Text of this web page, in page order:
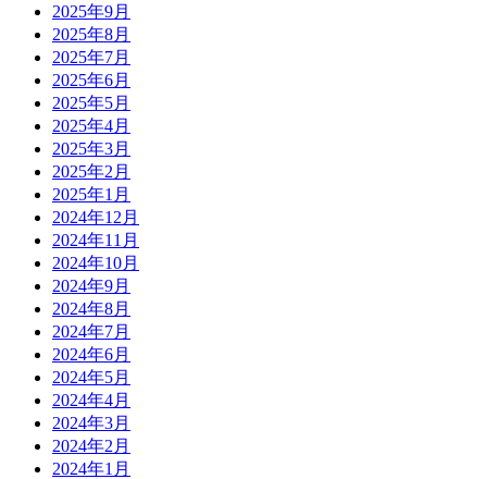
2025年9月
2025年8月
2025年7月
2025年6月
2025年5月
2025年4月
2025年3月
2025年2月
2025年1月
2024年12月
2024年11月
2024年10月
2024年9月
2024年8月
2024年7月
2024年6月
2024年5月
2024年4月
2024年3月
2024年2月
2024年1月